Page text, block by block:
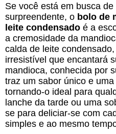
Se você está em busca
surpreendente, o bolo de
leite condensado é a
a cremosidade da
calda de leite
irresistível que encantará
mandioca, conhecida por
traz um sabor único e
tornando-o ideal para
lanche da tarde ou uma
se para deliciar-se com
simples e ao mesmo